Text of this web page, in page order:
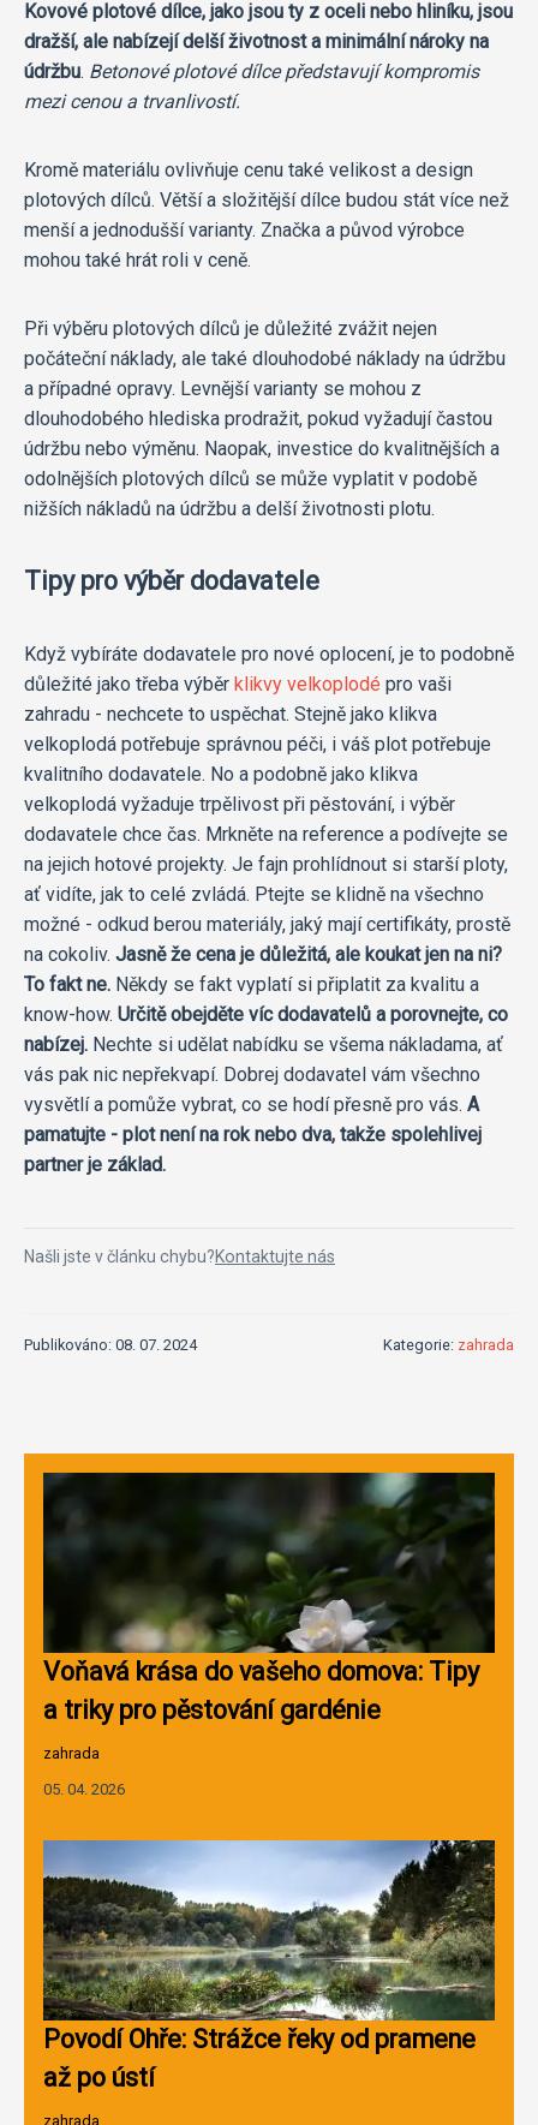
Kovové plotové dílce, jako jsou ty z oceli nebo hliníku, jsou
dražší, ale nabízejí delší životnost a minimální nároky na
údržbu. Betonové plotové dílce představují kompromis
mezi cenou a trvanlivostí.
Kromě materiálu ovlivňuje cenu také velikost a design
plotových dílců. Větší a složitější dílce budou stát více než
menší a jednodušší varianty. Značka a původ výrobce
mohou také hrát roli v ceně.
Při výběru plotových dílců je důležité zvážit nejen
počáteční náklady, ale také dlouhodobé náklady na údržbu
a případné opravy. Levnější varianty se mohou z
dlouhodobého hlediska prodražit, pokud vyžadují častou
údržbu nebo výměnu. Naopak, investice do kvalitnějších a
odolnějších plotových dílců se může vyplatit v podobě
nižších nákladů na údržbu a delší životnosti plotu.
Tipy pro výběr dodavatele
Když vybíráte dodavatele pro nové oplocení, je to podobně
důležité jako třeba výběr klikvy velkoplodé pro vaši
zahradu - nechcete to uspěchat. Stejně jako klikva
velkoplodá potřebuje správnou péči, i váš plot potřebuje
kvalitního dodavatele. No a podobně jako klikva
velkoplodá vyžaduje trpělivost při pěstování, i výběr
dodavatele chce čas. Mrkněte na reference a podívejte se
na jejich hotové projekty. Je fajn prohlídnout si starší ploty,
ať vidíte, jak to celé zvládá. Ptejte se klidně na všechno
možné - odkud berou materiály, jaký mají certifikáty, prostě
na cokoliv. Jasně že cena je důležitá, ale koukat jen na ni?
To fakt ne. Někdy se fakt vyplatí si připlatit za kvalitu a
know-how. Určitě obejděte víc dodavatelů a porovnejte, co
nabízej. Nechte si udělat nabídku se všema nákladama, ať
vás pak nic nepřekvapí. Dobrej dodavatel vám všechno
vysvětlí a pomůže vybrat, co se hodí přesně pro vás. A
pamatujte - plot není na rok nebo dva, takže spolehlivej
partner je základ.
Našli jste v článku chybu?Kontaktujte nás
Publikováno: 08. 07. 2024 Kategorie: zahrada
Voňavá krása do vašeho domova: Tipy
a triky pro pěstování gardénie
zahrada
05. 04. 2026
Povodí Ohře: Strážce řeky od pramene
až po ústí
zahrada